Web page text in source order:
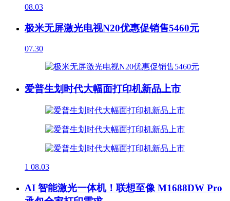
08.03
极米无屏激光电视N20优惠促销售5460元
07.30
爱普生划时代大幅面打印机新品上市
1 08.03
AI 智能激光一体机！联想至像 M1688DW Pro